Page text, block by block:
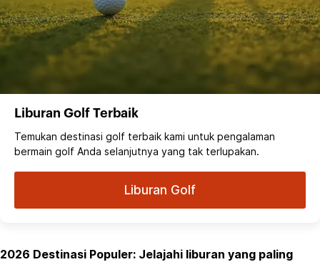
Liburan Golf Terbaik
Temukan destinasi golf terbaik kami untuk pengalaman
bermain golf Anda selanjutnya yang tak terlupakan.
Liburan Golf
2026 Destinasi Populer: Jelajahi liburan yang paling